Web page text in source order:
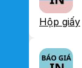
Hộp giấy